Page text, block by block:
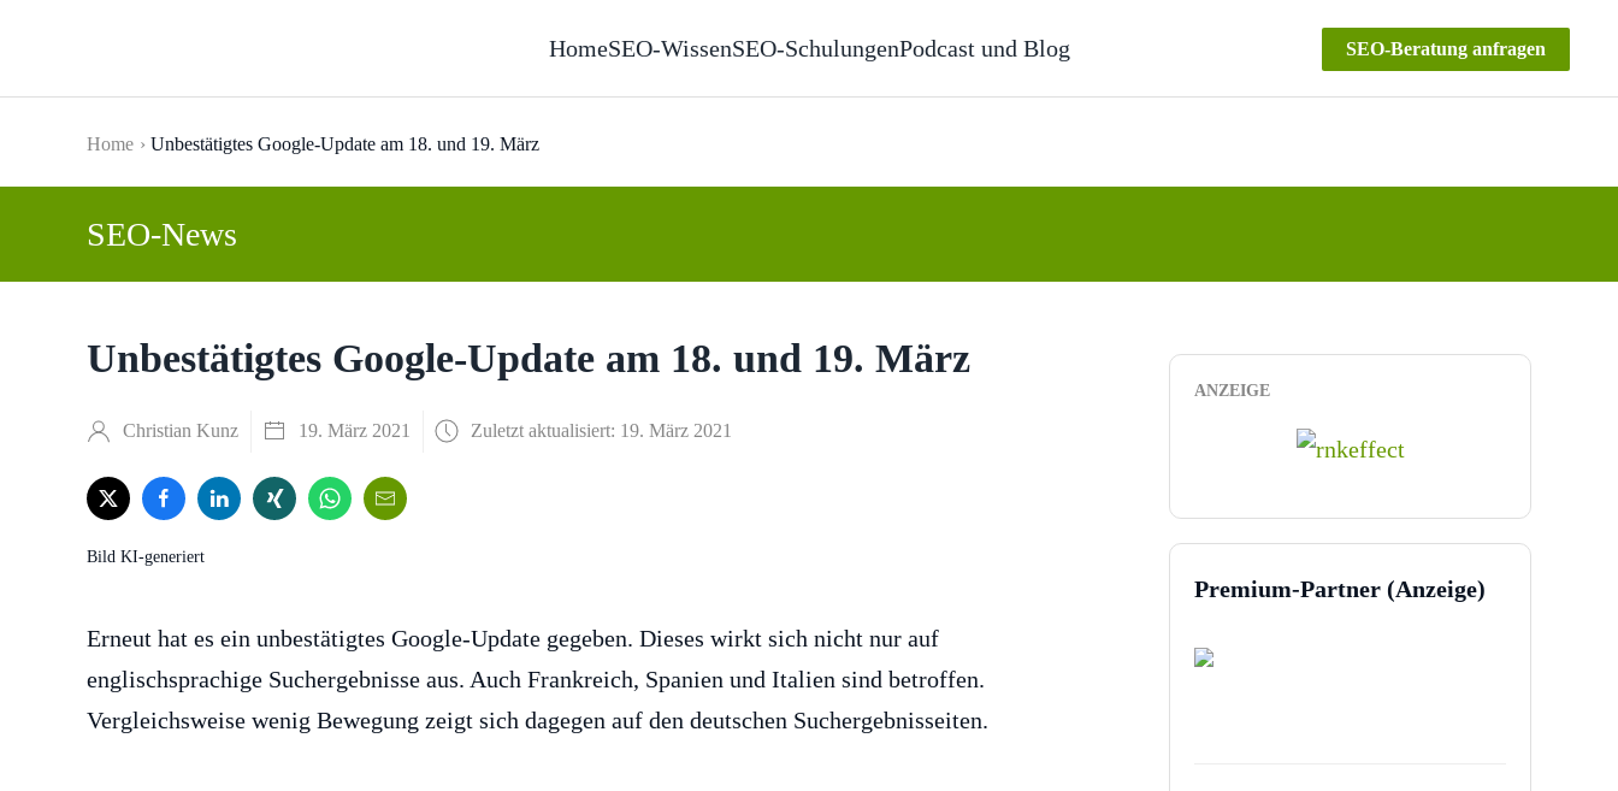
HomeSEO-WissenSEO-SchulungenPodcast und Blog SEO-Beratung anfragen
Home Unbestätigtes Google-Update am 18. und 19. März
SEO-News
Unbestätigtes Google-Update am 18. und 19. März
Christian Kunz 19. März 2021 Zuletzt aktualisiert: 19. März 2021
Bild KI-generiert
Erneut hat es ein unbestätigtes Google-Update gegeben. Dieses wirkt sich nicht nur auf
englischsprachige Suchergebnisse aus. Auch Frankreich, Spanien und Italien sind betroffen.
Vergleichsweise wenig Bewegung zeigt sich dagegen auf den deutschen Suchergebnisseiten.
ANZEIGE
Premium-Partner (Anzeige)